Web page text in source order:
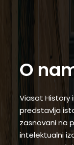
O
Viasat History
predstavlja
zasnovani na
intelektualni